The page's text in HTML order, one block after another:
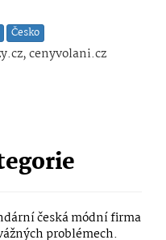
Česko
cenyvolani.cz
česká módní firma
problémech.